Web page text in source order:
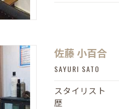
佐藤 小百合
SAYURI SATO
スタイリスト
歴